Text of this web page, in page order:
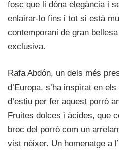
fosc que li dóna elegància i
enlairar-lo fins i tot si està
contemporani de gran
exclusiva.
Rafa Abdón, un dels més
d’Europa, s’ha inspirat en
d’estiu per fer aquest porró
Fruites dolces i àcides, que
broc del porró com un
vist néixer. Un homenatge a